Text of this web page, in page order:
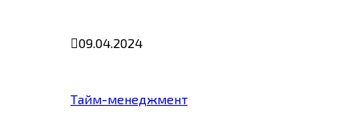
09.04.2024
Тайм-менеджмент